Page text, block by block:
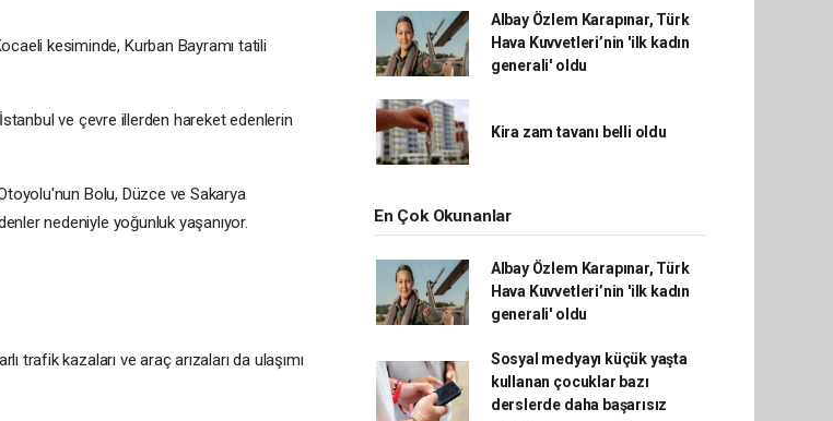
kesiminde, Kurban Bayramı tatili
ve çevre illerden hareket edenlerin
Bolu, Düzce ve Sakarya
nedeniyle yoğunluk yaşanıyor.
trafik kazaları ve araç arızaları da ulaşımı
Albay Özlem Karapınar, Türk
Hava Kuvvetleri’nin 'ilk kadın
generali' oldu
Kira zam tavanı belli oldu
En Çok Okunanlar
Albay Özlem Karapınar, Türk
Hava Kuvvetleri’nin 'ilk kadın
generali' oldu
Sosyal medyayı küçük yaşta
kullanan çocuklar bazı
derslerde daha başarısız